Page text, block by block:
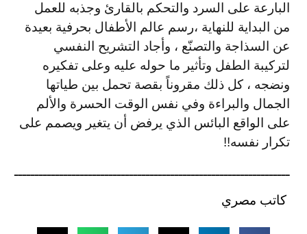
البارعة على السرد والتحكم بالقارئ وجذبه للعمل
من البداية للنهاية ،رسم عالم الأطفال بحرفية بعيدة
عن السذاجة والتصنّع ، وأجاد التشريح النفسي
لتركيبة الطفل وتأثير ما حوله عليه وعلى تفكيره
ونضجه ، كل ذلك مقروناً بقصة تحمل بين طياتها
الجمال والبراءة وفي نفس الوقت الحسرة والألم
على الواقع البائس الذي يرفض أن يتغير ويصمم على
تكرار نفسه!!
ـــــــــــــــــــــــــــــــــــــــــــــــــــــــــــــــــــ
كاتب مصري